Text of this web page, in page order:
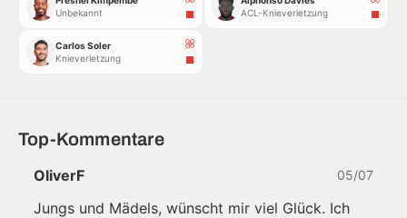
Unbekannt
Carlos Soler
Knieverletzung
ACL-Knieverletzung
Top-Kommentare
OliverF 05/07
Jungs und Mädels, wünscht mir viel Glück. Ich